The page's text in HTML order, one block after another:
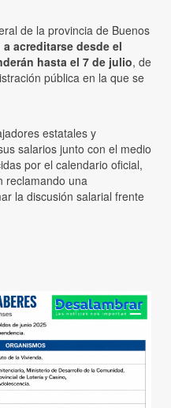
de la provincia de Buenos
acreditarse desde el
hasta el 7 de julio, de
pública en la que se
estatales y
salarios junto con el medio
por el calendario oficial,
reclamando una
la discusión salarial frente